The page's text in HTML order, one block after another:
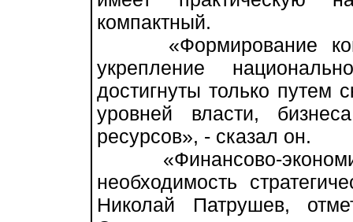
компактный.
«Формирование
укрепление
достигнуты только путем
уровней власти,
ресурсов», - сказал он.
«Финансово-
необходимость
Николай Патрушев,